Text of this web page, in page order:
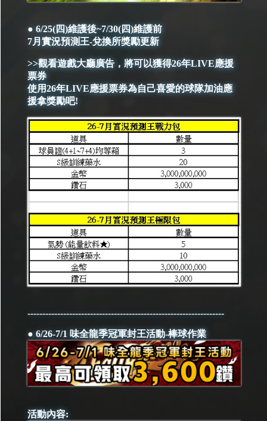
● 6/25(四)維護後~7/30(四)維護前
7月實況預測王-兌換所獎勵更新
>>觀看遊戲大廳廣告，將可以獲得26年LIVE應援
票券
使用26年LIVE應援票券為自己喜愛的球隊加油應
援拿獎勵吧!
------------------------------------------------------------------
● 6/26-7/1 味全龍季冠軍封王活動-棒球作業
活動內容: